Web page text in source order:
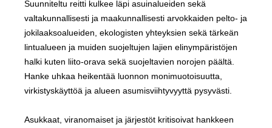
Suunniteltu reitti kulkee läpi asuinalueiden sekä
valtakunnallisesti ja maakunnallisesti arvokkaiden pelto- ja
jokilaaksoalueiden, ekologisten yhteyksien sekä tärkeän
lintualueen ja muiden suojeltujen lajien elinympäristöjen
halki kuten liito-orava sekä suojeltavien norojen päältä.
Hanke uhkaa heikentää luonnon monimuotoisuutta,
virkistyskäyttöä ja alueen asumisviihtyvyyttä pysyvästi.
Asukkaat, viranomaiset ja järjestöt kritisoivat hankkeen